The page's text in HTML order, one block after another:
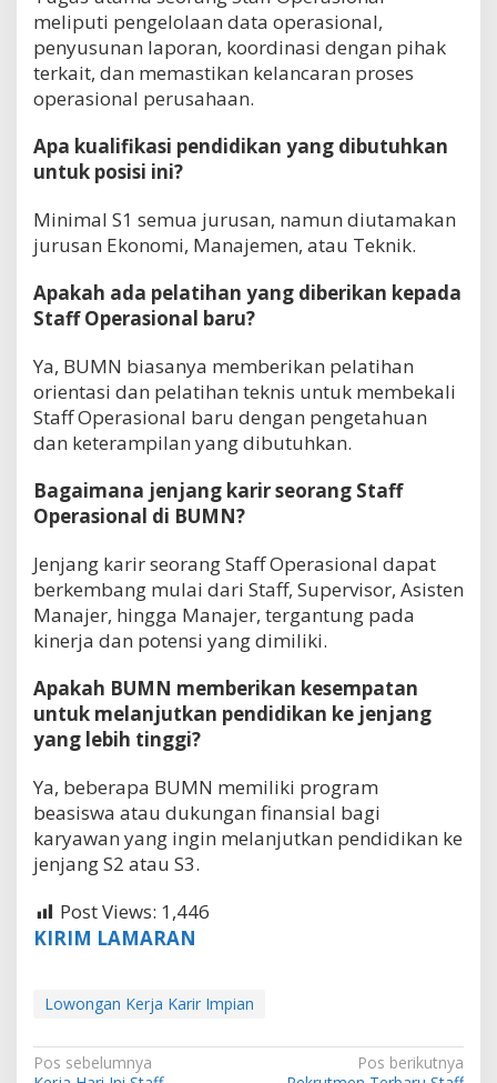
meliputi pengelolaan data operasional,
penyusunan laporan, koordinasi dengan pihak
terkait, dan memastikan kelancaran proses
operasional perusahaan.
Apa kualifikasi pendidikan yang dibutuhkan
untuk posisi ini?
Minimal S1 semua jurusan, namun diutamakan
jurusan Ekonomi, Manajemen, atau Teknik.
Apakah ada pelatihan yang diberikan kepada
Staff Operasional baru?
Ya, BUMN biasanya memberikan pelatihan
orientasi dan pelatihan teknis untuk membekali
Staff Operasional baru dengan pengetahuan
dan keterampilan yang dibutuhkan.
Bagaimana jenjang karir seorang Staff
Operasional di BUMN?
Jenjang karir seorang Staff Operasional dapat
berkembang mulai dari Staff, Supervisor, Asisten
Manajer, hingga Manajer, tergantung pada
kinerja dan potensi yang dimiliki.
Apakah BUMN memberikan kesempatan
untuk melanjutkan pendidikan ke jenjang
yang lebih tinggi?
Ya, beberapa BUMN memiliki program
beasiswa atau dukungan finansial bagi
karyawan yang ingin melanjutkan pendidikan ke
jenjang S2 atau S3.
Post Views: 1,446
KIRIM LAMARAN
Lowongan Kerja Karir Impian
N
Pos sebelumnya
Pos berikutnya